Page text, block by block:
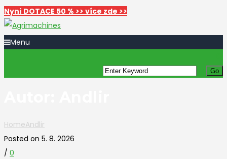
Nyní DOTACE 50 % >> více zde >>
Menu
HomeAndlir
Posted on 5. 8. 2026
/ 0